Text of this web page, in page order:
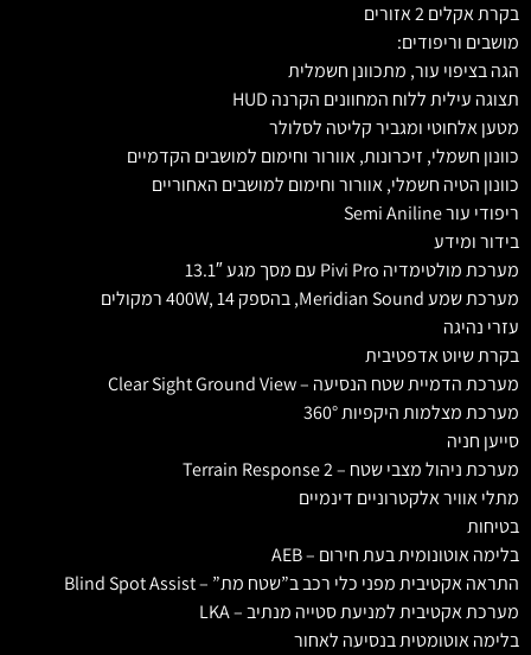
בקרת אקלים 2 אזורים
מושבים וריפודים:
הגה בציפוי עור, מתכוונן חשמלית
תצוגה עילית ללוח המחוונים הקרנה HUD
מטען אלחוטי ומגביר קליטה לסלולר
כוונון חשמלי, זיכרונות, אוורור וחימום למושבים הקדמיים
כוונון הטיה חשמלי, אוורור וחימום למושבים האחוריים
ריפודי עור Semi Aniline
בידור ומידע
מערכת מולטימדיה Pivi Pro עם מסך מגע 13.1″
מערכת שמע Meridian Sound, בהספק 400W, 14 רמקולים
עזרי נהיגה
בקרת שיוט אדפטיבית
מערכת הדמיית שטח הנסיעה – Clear Sight Ground View
מערכת מצלמות היקפיות 360°
סייען חניה
מערכת ניהול מצבי שטח – Terrain Response 2
מתלי אוויר אלקטרוניים דינמיים
בטיחות
בלימה אוטונומית בעת חירום – AEB
התראה אקטיבית מפני כלי רכב ב”שטח מת” – Blind Spot Assist
מערכת אקטיבית למניעת סטייה מנתיב – LKA
בלימה אוטומטית בנסיעה לאחור